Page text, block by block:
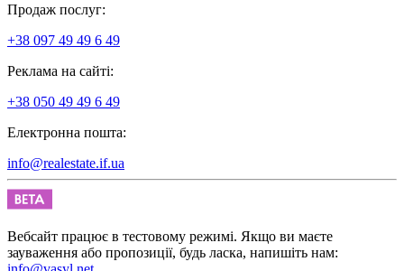
Продаж послуг:
+38 097 49 49 6 49
Реклама на сайті:
+38 050 49 49 6 49
Електронна пошта:
info@realestate.if.ua
Вебсайт працює в тестовому режимі. Якщо ви маєте
зауваження або пропозиції, будь ласка, напишіть нам: